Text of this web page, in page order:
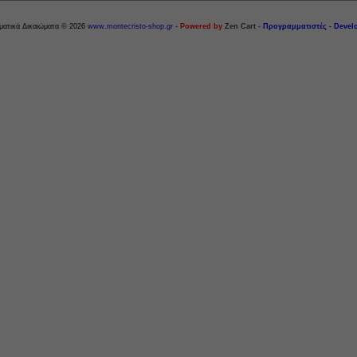
Δικαιώματα © 2026 www.montecristo-shop.gr - Powered by Zen Cart - Προγραμματιστές -